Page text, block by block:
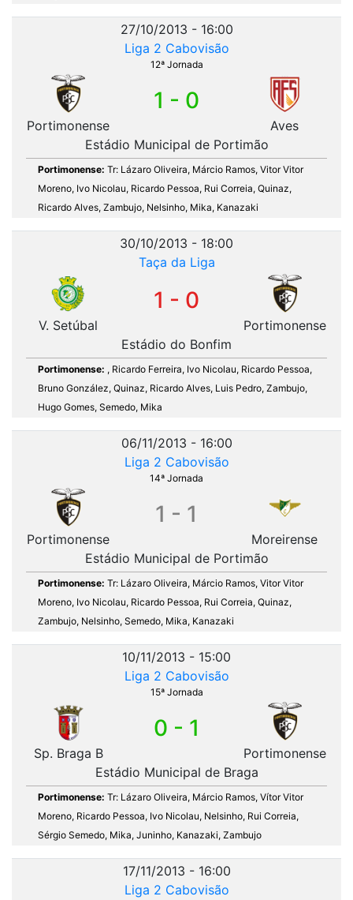
27/10/2013 - 16:00
Liga 2 Cabovisão
12ª Jornada
Portimonense
1 - 0
Aves
Estádio Municipal de Portimão
Portimonense: Tr: Lázaro Oliveira, Márcio Ramos, Vitor Vitor
Moreno, Ivo Nicolau, Ricardo Pessoa, Rui Correia, Quinaz,
Ricardo Alves, Zambujo, Nelsinho, Mika, Kanazaki
30/10/2013 - 18:00
Taça da Liga
V. Setúbal
1 - 0
Portimonense
Estádio do Bonfim
Portimonense: , Ricardo Ferreira, Ivo Nicolau, Ricardo Pessoa,
Bruno González, Quinaz, Ricardo Alves, Luis Pedro, Zambujo,
Hugo Gomes, Semedo, Mika
06/11/2013 - 16:00
Liga 2 Cabovisão
14ª Jornada
Portimonense
1 - 1
Moreirense
Estádio Municipal de Portimão
Portimonense: Tr: Lázaro Oliveira, Márcio Ramos, Vitor Vitor
Moreno, Ivo Nicolau, Ricardo Pessoa, Rui Correia, Quinaz,
Zambujo, Nelsinho, Semedo, Mika, Kanazaki
10/11/2013 - 15:00
Liga 2 Cabovisão
15ª Jornada
Sp. Braga B
0 - 1
Portimonense
Estádio Municipal de Braga
Portimonense: Tr: Lázaro Oliveira, Márcio Ramos, Vítor Vitor
Moreno, Ricardo Pessoa, Ivo Nicolau, Nelsinho, Rui Correia,
Sérgio Semedo, Mika, Juninho, Kanazaki, Zambujo
17/11/2013 - 16:00
Liga 2 Cabovisão